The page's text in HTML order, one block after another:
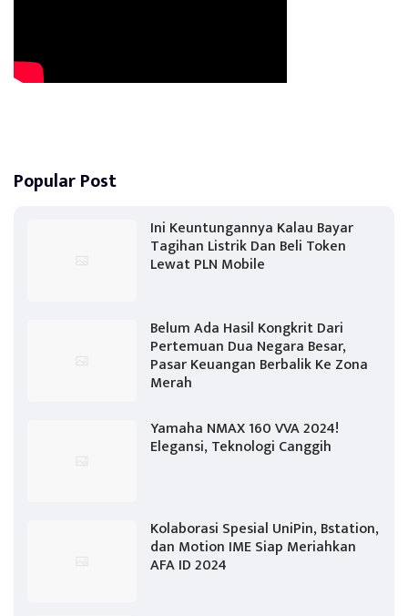
Popular Post
Ini Keuntungannya Kalau Bayar
Tagihan Listrik Dan Beli Token
Lewat PLN Mobile
Belum Ada Hasil Kongkrit Dari
Pertemuan Dua Negara Besar,
Pasar Keuangan Berbalik Ke Zona
Merah
Yamaha NMAX 160 VVA 2024!
Elegansi, Teknologi Canggih
Kolaborasi Spesial UniPin, Bstation,
dan Motion IME Siap Meriahkan
AFA ID 2024